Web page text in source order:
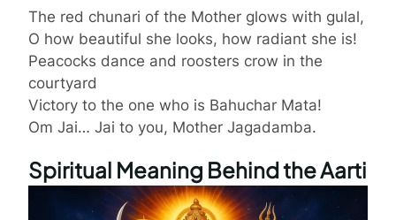
The red chunari of the Mother glows with gulal,
O how beautiful she looks, how radiant she is!
Peacocks dance and roosters crow in the
courtyard
Victory to the one who is Bahuchar Mata!
Om Jai… Jai to you, Mother Jagadamba.
Spiritual Meaning Behind the Aarti